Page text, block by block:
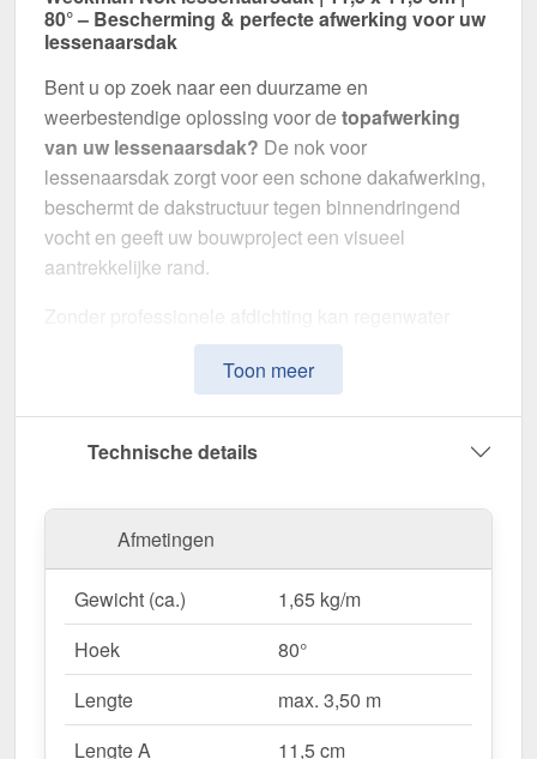
80° – Bescherming & perfecte afwerking voor uw
lessenaarsdak
Bent u op zoek naar een duurzame en
weerbestendige oplossing voor detopafwerking
van uw lessenaarsdak? De nok voor
lessenaarsdak zorgt voor een schone dakafwerking,
beschermt de dakstructuur tegen binnendringend
vocht en geeft uw bouwproject een visueel
aantrekkelijke rand.
ongecontroleerd binnendringen, met langdurige
schade aan de dakstructuur en gevel tot gevolg. Dit
stabiliseren. Het maakt indruk met zijn eenvoudige
Gemaakt vanStaalmet een
mm, biedt dit zetwerk een hoge stabiliteit. Delengte
van max. 3,50 m
kunt u deze gemakkelijk aan uw
coatingin Grijswit (RAL 9002)
permanent beschermd tegen corrosie.
Toon meer
Technische details
Afmetingen
Gewicht (ca.)
1,65 kg/m
Hoek
80°
Lengte
max. 3,50 m
Lengte A
11,5 cm